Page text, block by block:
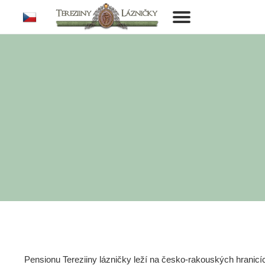
Toggle
Pensionu Tereziiny lázničky leží na česko-rakouských